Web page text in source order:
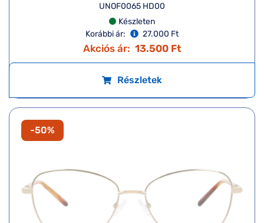
UNOF0065 HD00
Készleten
Korábbi ár:
27.000 Ft
Akciós ár: 13.500 Ft
Részletek
-50%